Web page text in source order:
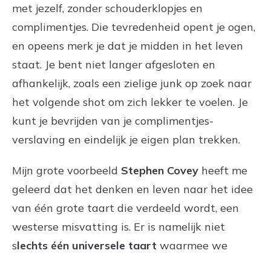
met jezelf, zonder schouderklopjes en
complimentjes. Die tevredenheid opent je ogen,
en opeens merk je dat je midden in het leven
staat. Je bent niet langer afgesloten en
afhankelijk, zoals een zielige junk op zoek naar
het volgende shot om zich lekker te voelen. Je
kunt je bevrijden van je complimentjes-
verslaving en eindelijk je eigen plan trekken.
Mijn grote voorbeeld Stephen Covey heeft me
geleerd dat het denken en leven naar het idee
van één grote taart die verdeeld wordt, een
westerse misvatting is. Er is namelijk niet
slechts één universele taart waarmee we